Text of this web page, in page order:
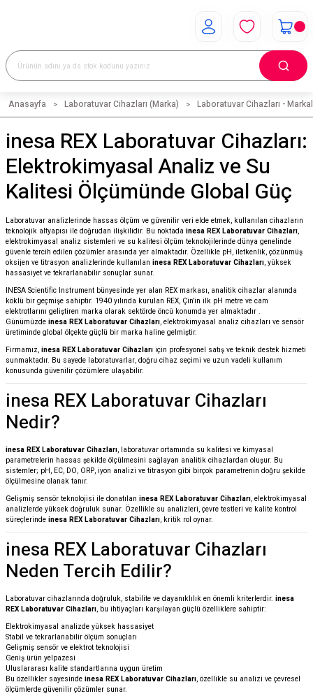
Anasayfa Laboratuvar Cihazları (Marka) Laboratuvar Cihazları -
inesa REX Laboratuvar Cihazları:
Elektrokimyasal Analiz ve Su
Kalitesi Ölçümünde Global Güç
Laboratuvar analizlerinde hassas ölçüm ve güvenilir veri elde etmek, kullanılan cihazların
teknolojik altyapısı ile doğrudan ilişkilidir. Bu noktada inesa REX Laboratuvar Cihazları,
elektrokimyasal analiz sistemleri ve su kalitesi ölçüm teknolojilerinde dünya genelinde
güvenle tercih edilen çözümler arasında yer almaktadır. Özellikle pH, iletkenlik, çözünmüş
oksijen ve titrasyon analizlerinde kullanılan inesa REX Laboratuvar Cihazları, yüksek
hassasiyet ve tekrarlanabilir sonuçlar sunar.
INESA Scientific Instrument bünyesinde yer alan REX markası, analitik cihazlar alanında
köklü bir geçmişe sahiptir. 1940 yılında kurulan REX, Çin’in ilk pH metre ve cam
elektrotlarını geliştiren marka olarak sektörde öncü konumda yer almaktadır .
Günümüzde inesa REX Laboratuvar Cihazları, elektrokimyasal analiz cihazları ve sensör
üretiminde global ölçekte güçlü bir marka haline gelmiştir.
Firmamız, inesa REX Laboratuvar Cihazları için profesyonel satış ve teknik destek hizmeti
sunmaktadır. Bu sayede laboratuvarlar, doğru cihaz seçimi ve uzun vadeli kullanım
konusunda güvenilir çözümlere ulaşabilir.
inesa REX Laboratuvar Cihazları
Nedir?
inesa REX Laboratuvar Cihazları, laboratuvar ortamında su kalitesi ve kimyasal
parametrelerin hassas şekilde ölçülmesini sağlayan analitik cihazlardan oluşur. Bu
sistemler; pH, EC, DO, ORP, iyon analizi ve titrasyon gibi birçok parametrenin doğru şekilde
ölçülmesine olanak tanır.
Gelişmiş sensör teknolojisi ile donatılan inesa REX Laboratuvar Cihazları, elektrokimyasal
analizlerde yüksek doğruluk sunar. Özellikle su analizleri, çevre testleri ve kalite kontrol
süreçlerinde inesa REX Laboratuvar Cihazları, kritik rol oynar.
inesa REX Laboratuvar Cihazları
Neden Tercih Edilir?
Laboratuvar cihazlarında doğruluk, stabilite ve dayanıklılık en önemli kriterlerdir. inesa
REX Laboratuvar Cihazları, bu ihtiyaçları karşılayan güçlü özelliklere sahiptir:
Elektrokimyasal analizde yüksek hassasiyet
Stabil ve tekrarlanabilir ölçüm sonuçları
Gelişmiş sensör ve elektrot teknolojisi
Geniş ürün yelpazesi
Uluslararası kalite standartlarına uygun üretim
Bu özellikler sayesinde inesa REX Laboratuvar Cihazları, özellikle su analizi ve çevresel
ölçümlerde güvenilir çözümler sunar.